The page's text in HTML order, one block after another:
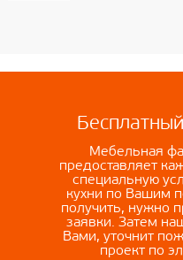
Мебельная
предоставляет
специальную
кухни по Вашим
получить, нужно
заявки. Затем
Вами, уточнит
проект по